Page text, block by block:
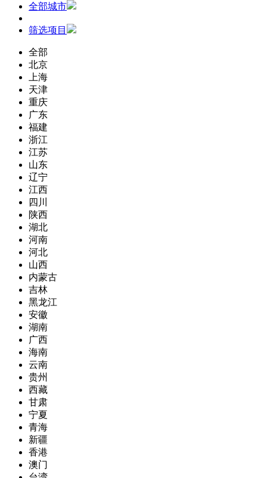
全部城市
筛选项目
全部
北京
上海
天津
重庆
广东
福建
浙江
江苏
山东
辽宁
江西
四川
陕西
湖北
河南
河北
山西
内蒙古
吉林
黑龙江
安徽
湖南
广西
海南
云南
贵州
西藏
甘肃
宁夏
青海
新疆
香港
澳门